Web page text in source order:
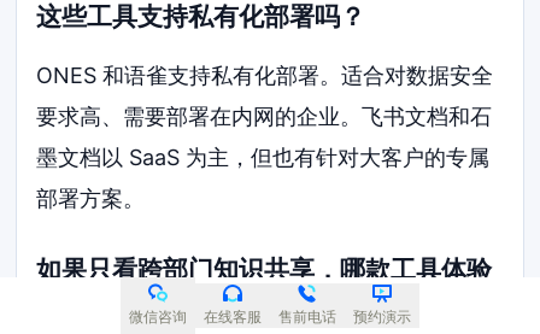
这些工具支持私有化部署吗？
ONES 和语雀支持私有化部署。适合对数据安全
要求高、需要部署在内网的企业。飞书文档和石
墨文档以 SaaS 为主，但也有针对大客户的专属
部署方案。
如果只看跨部门知识共享，哪款工具体验
微信咨询 在线客服 售前电话 预约演示